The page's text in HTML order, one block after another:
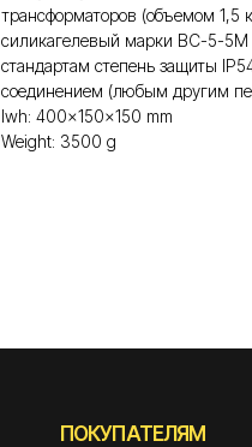
трансформаторов (объемом 1,5
силикагелевый марки ВС-5-
стандартам степень защиты
соединением (любым другим
lwh: 400x150x150 mm
Weight: 3500 g
ПОКУПАТЕЛЯМ